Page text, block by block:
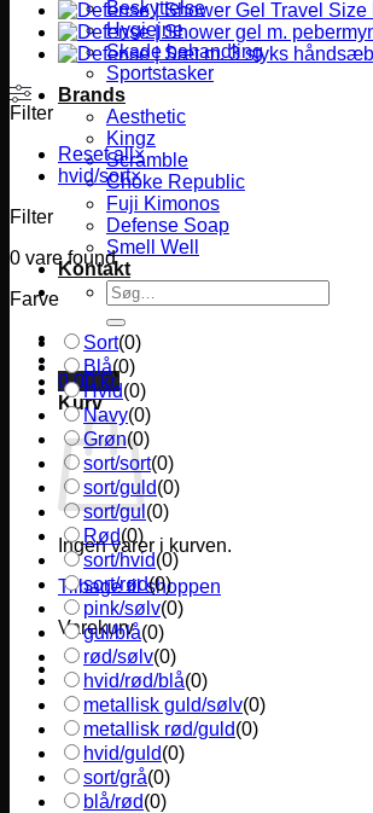
Beskyttelse
Hygiejne
Skade behandling
Sportstasker
Brands
Aesthetic
Kingz
Scramble
Choke Republic
Fuji Kimonos
Defense Soap
Smell Well
Kontakt
Søg
efter:
0,00kr.
Kurv
Ingen varer i kurven.
Tilbage til shoppen
Varekurv
Filter
Reset all×
hvid/sort×
Filter
0 vare found
Farve
Sort(0)
Blå(0)
Hvid(0)
Navy(0)
Grøn(0)
sort/sort(0)
sort/guld(0)
sort/gul(0)
Rød(0)
sort/hvid(0)
sort/rød(0)
pink/sølv(0)
gul/blå(0)
rød/sølv(0)
hvid/rød/blå(0)
metallisk guld/sølv(0)
metallisk rød/guld(0)
hvid/guld(0)
sort/grå(0)
blå/rød(0)